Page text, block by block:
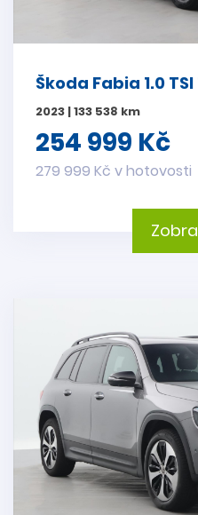
Škoda Fabia 1.0
2023 | 133 538 km
254 999 Kč
279 999 Kč v hotovosti